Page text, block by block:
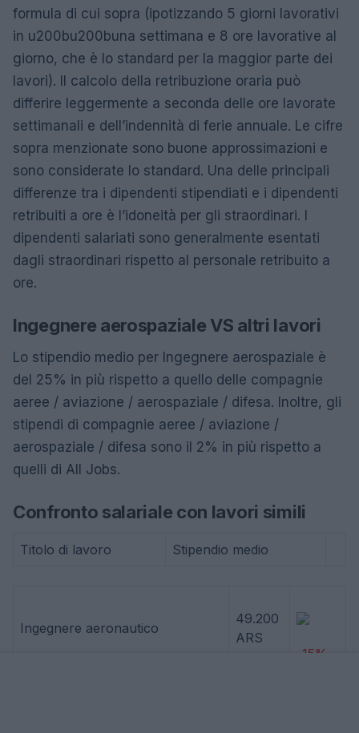
formula di cui sopra (ipotizzando 5 giorni lavorativi
in u200bu200buna settimana e 8 ore lavorative al
giorno, che è lo standard per la maggior parte dei
lavori). Il calcolo della retribuzione oraria può
differire leggermente a seconda delle ore lavorate
settimanali e dell’indennità di ferie annuale. Le cifre
sopra menzionate sono buone approssimazioni e
sono considerate lo standard. Una delle principali
differenze tra i dipendenti stipendiati e i dipendenti
retribuiti a ore è l’idoneità per gli straordinari. I
dipendenti salariati sono generalmente esentati
dagli straordinari rispetto al personale retribuito a
ore.
Ingegnere aerospaziale VS altri lavori
Lo stipendio medio per Ingegnere aerospaziale è
del 25% in più rispetto a quello delle compagnie
aeree / aviazione / aerospaziale / difesa. Inoltre, gli
stipendi di compagnie aeree / aviazione /
aerospaziale / difesa sono il 2% in più rispetto a
quelli di All Jobs.
Confronto salariale con lavori simili
Titolo di lavoro Stipendio medio
Ingegnere aeronautico
49.200
ARS
-15%